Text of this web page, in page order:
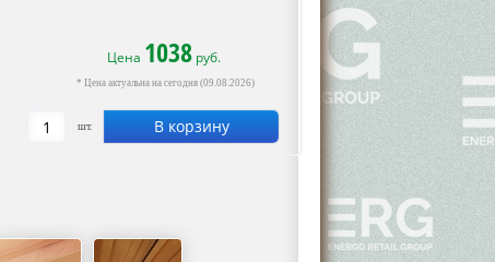
Цена 1038 руб.
* Цена актуальна на сегодня (09.08.2026)
шт. В корзину